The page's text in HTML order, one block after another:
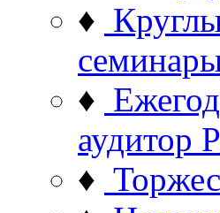
♦
♦
аудитор
♦